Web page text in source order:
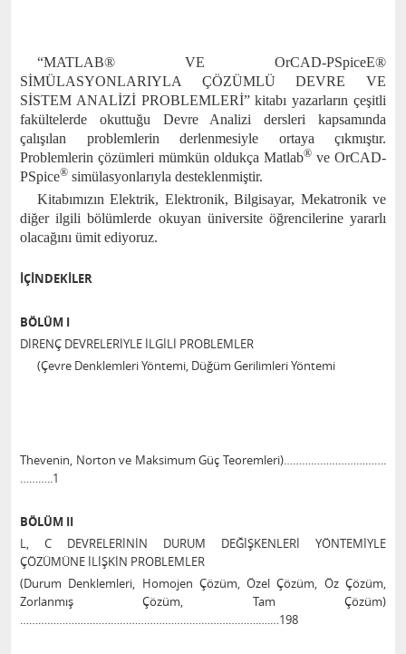
“MATLAB® VE OrCAD-PSpiceE®
SİMÜLASYONLARIYLA ÇÖZÜMLÜ DEVRE VE
SİSTEM ANALİZİ PROBLEMLERİ” kitabı yazarların çeşitli
fakültelerde okuttuğu Devre Analizi dersleri kapsamında
çalışılan problemlerin derlenmesiyle ortaya çıkmıştır.
Problemlerin çözümleri mümkün oldukça Matlab® ve OrCAD-
PSpice® simülasyonlarıyla desteklenmiştir.
Kitabımızın Elektrik, Elektronik, Bilgisayar, Mekatronik ve
diğer ilgili bölümlerde okuyan üniversite öğrencilerine yararlı
olacağını ümit ediyoruz.
İÇİNDEKİLER
BÖLÜM I
DİRENÇ DEVRELERİYLE İLGİLİ PROBLEMLER
(Çevre Denklemleri Yöntemi, Düğüm Gerilimleri Yöntemi
Thevenin, Norton ve Maksimum Güç Teoremleri)…………………………….
………..1
BÖLÜM II
L, C DEVRELERİNİN DURUM DEĞİŞKENLERİ YÖNTEMİYLE
ÇÖZÜMÜNE İLİŞKİN PROBLEMLER
(Durum Denklemleri, Homojen Çözüm, Özel Çözüm, Öz Çözüm,
Zorlanmış Çözüm, Tam Çözüm)
…………………………………………………………………….….…198